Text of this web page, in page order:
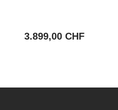
3.899,00 CHF